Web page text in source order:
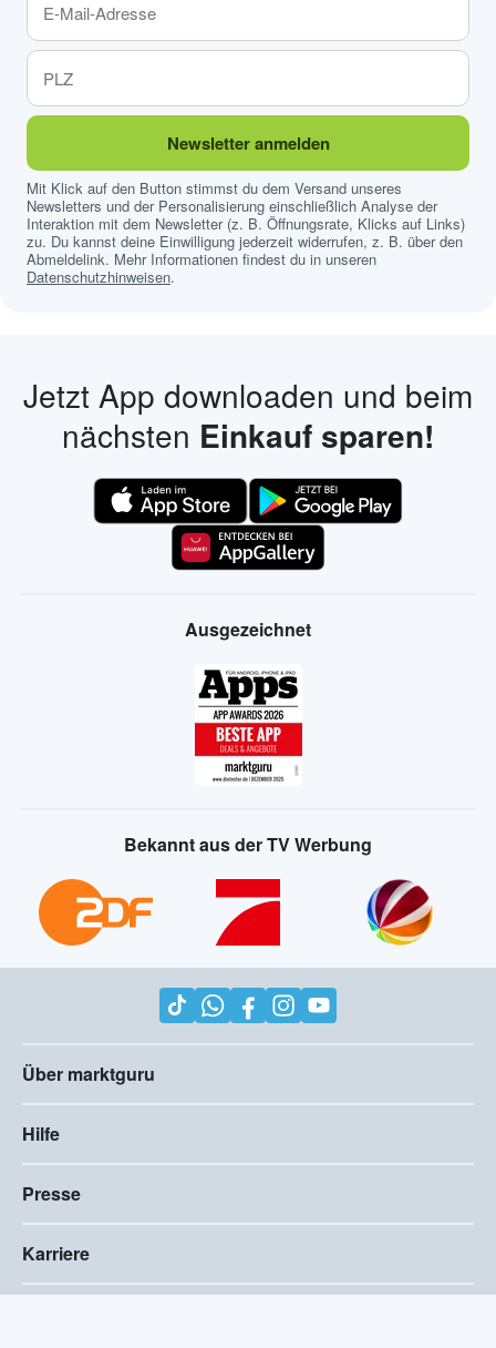
Newsletter anmelden
Mit Klick auf den Button stimmst du dem Versand unseres
Newsletters und der Personalisierung einschließlich Analyse der
Interaktion mit dem Newsletter (z. B. Öffnungsrate, Klicks auf Links)
zu. Du kannst deine Einwilligung jederzeit widerrufen, z. B. über den
Abmeldelink. Mehr Informationen findest du in unseren
Datenschutzhinweisen.
Jetzt App downloaden und beim
nächsten Einkauf sparen!
Ausgezeichnet
Bekannt aus der TV Werbung
Über marktguru
Hilfe
Presse
Karriere